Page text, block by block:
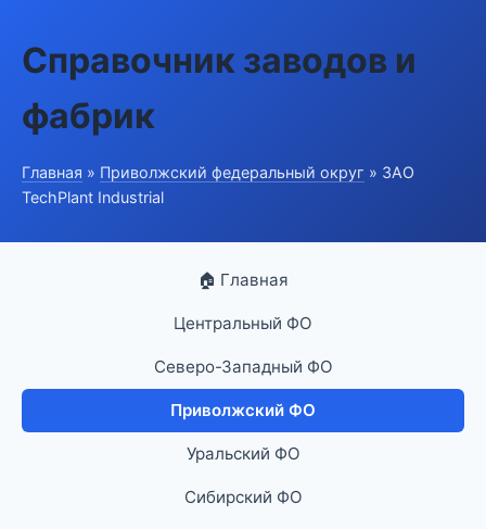
Справочник заводов и
фабрик
Главная » Приволжский федеральный округ » ЗАО
TechPlant Industrial
🏠 Главная
Центральный ФО
Северо-Западный ФО
Приволжский ФО
Уральский ФО
Сибирский ФО